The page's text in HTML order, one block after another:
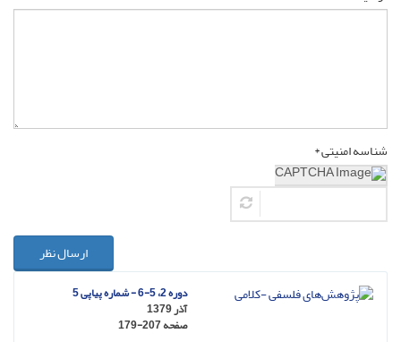
شناسه امنیتی *
ارسال نظر
دوره 2، 5-6 - شماره پیاپی 5
آذر 1379
صفحه179-207